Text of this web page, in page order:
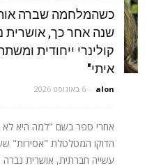
כשהמלחמה שברה
שנה אחר כך, אושרית
קולינרי ייחודית
איתי"
alon
- 6 באוגוסט 2026
אחרי ספר בשם "למה היא
עשייה חברתית, אושרית